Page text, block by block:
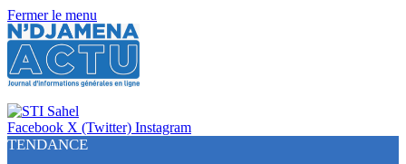
Fermer le menu
Facebook X (Twitter) Instagram
TENDANCE